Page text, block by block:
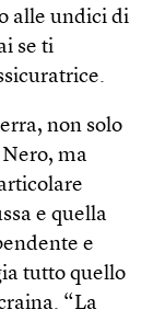
alle undici di
se ti
non solo
Nero, ma
e quella
e
tutto quello
“La